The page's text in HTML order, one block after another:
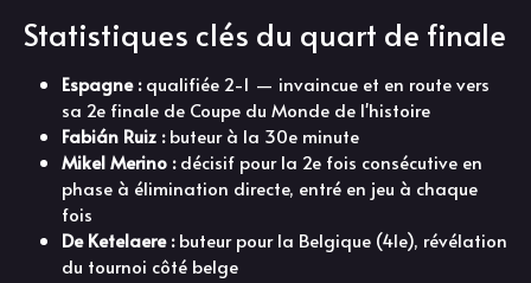
Statistiques clés du quart de finale
Espagne :qualifiée 2-1 — invaincue et en route vers
sa 2e finale de Coupe du Monde de l'histoire
Fabián Ruiz :buteur à la 30e minute
Mikel Merino :décisif pour la 2e fois consécutive en
phase à élimination directe, entré en jeu à chaque
fois
De Ketelaere :buteur pour la Belgique (41e), révélation
du tournoi côté belge